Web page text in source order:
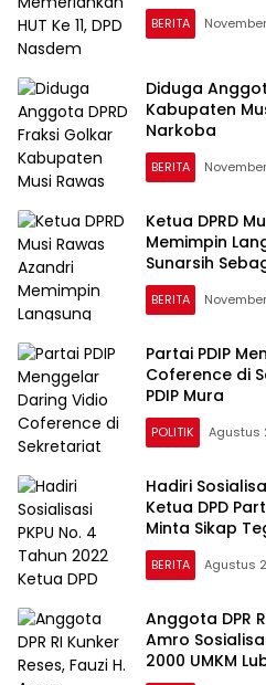
BERITA
Diduga
Kabupaten
Narkoba
BERITA
Ketua DPRD
Memimpin
Sunarsih
BERITA
Partai PDIP
Coference di
PDIP Mura
POLITIK Agustus
Hadiri
Ketua DPD
Minta Sikap
BERITA Agustus
Anggota DPR
Amro
2000 UMKM